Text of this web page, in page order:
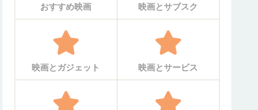
おすすめ映画 映画とサブスク
映画とガジェット 映画とサービス